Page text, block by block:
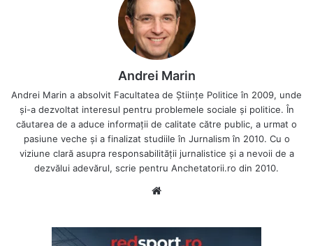
Andrei Marin
Andrei Marin a absolvit Facultatea de Științe Politice în 2009, unde
și-a dezvoltat interesul pentru problemele sociale și politice. În
căutarea de a aduce informații de calitate către public, a urmat o
pasiune veche și a finalizat studiile în Jurnalism în 2010. Cu o
viziune clară asupra responsabilității jurnalistice și a nevoii de a
dezvălui adevărul, scrie pentru Anchetatorii.ro din 2010.